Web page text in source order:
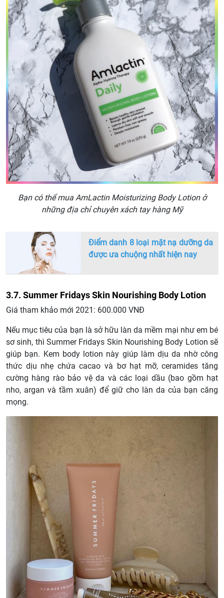
Bạn có thể mua AmLactin Moisturizing Body Lotion ở
những địa chỉ chuyên xách tay hàngMỹ
Điểm danh 8 loại mặt nạ dưỡng da
được ưa chuộng nhất hiện nay
3.7. Summer Fridays Skin Nourishing Body Lotion
Giá tham khảo mới 2021: 600.000 VNĐ
Nếu mục tiêu của bạn là sở hữu làn da mềm mại như em bé
sơ sinh, thì Summer Fridays Skin Nourishing Body Lotion sẽ
giúp bạn. Kem body lotion này giúp làm dịu da nhờ công
thức dịu nhẹ chứa cacao và bơ hạt mỡ, ceramides tăng
cường hàng rào bảo vệ da và các loại dầu (bao gồm hạt
nho, argan và tầm xuân) để giữ cho làn da của bạn căng
mọng.